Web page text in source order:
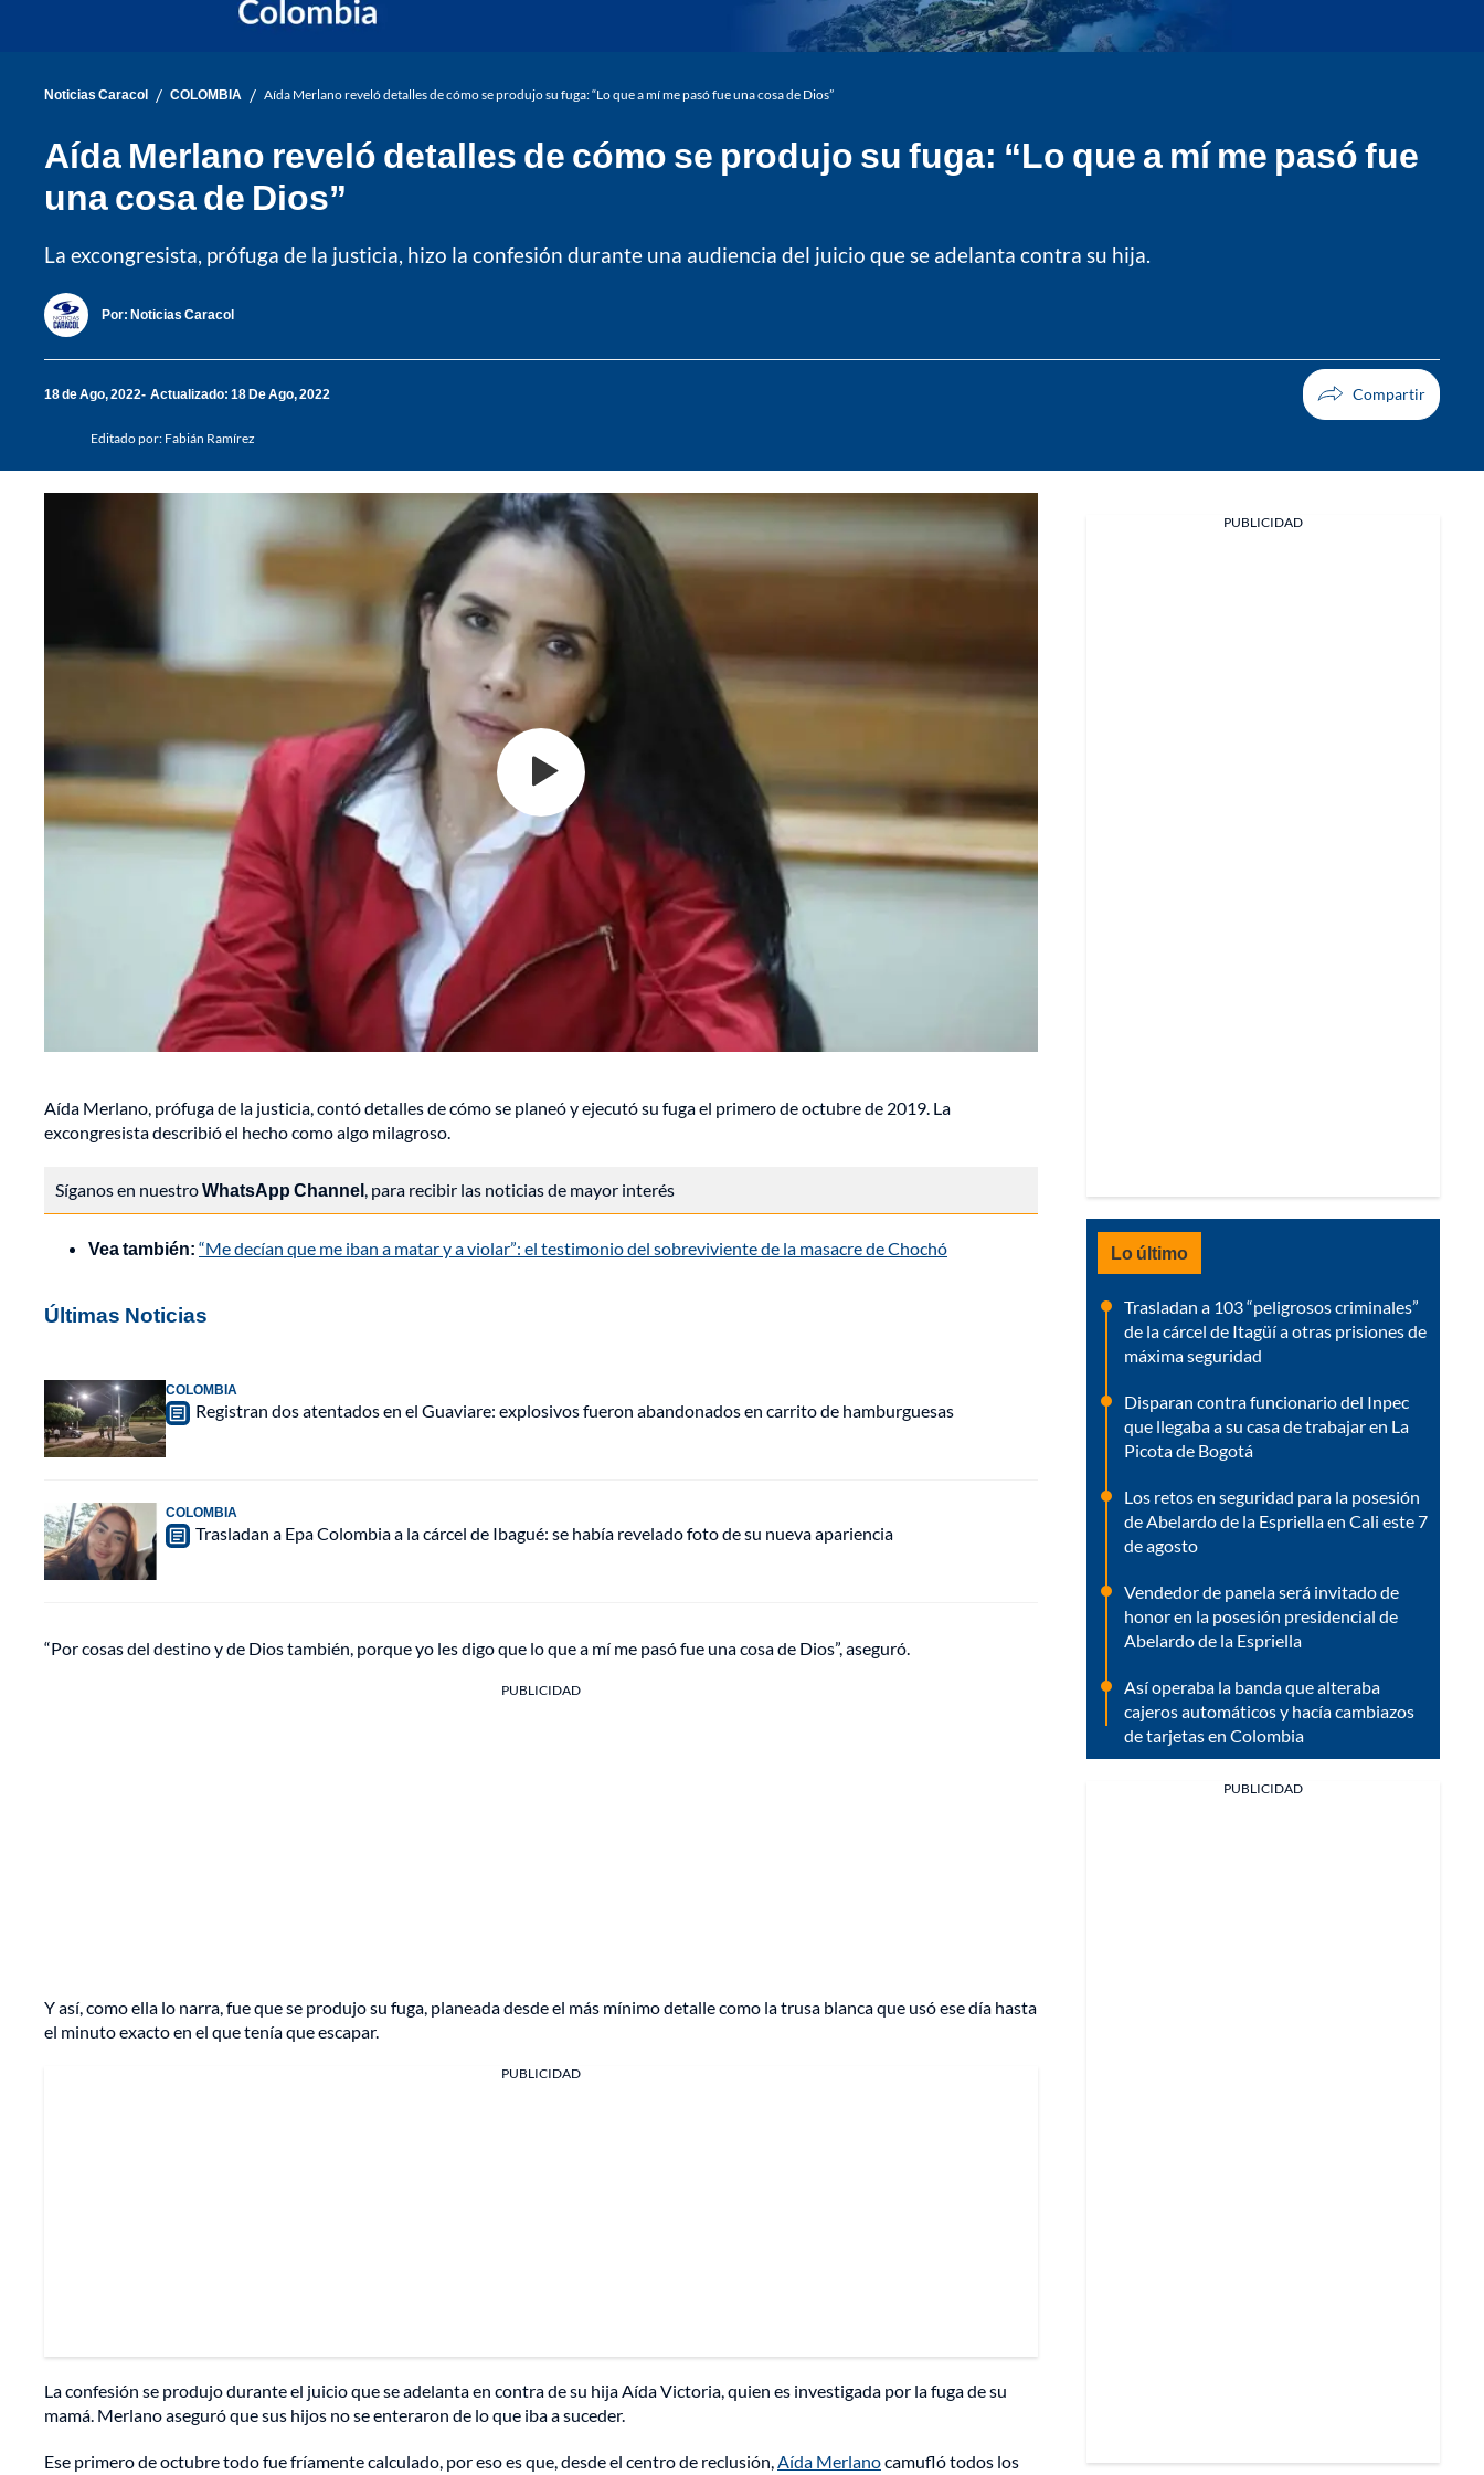
Noticias Caracol / COLOMBIA / Aída Merlano reveló detalles de cómo se produjo su fuga: “Lo que a mí me pasó fue una cosa de Dios”
Aída Merlano reveló detalles de cómo se produjo su fuga: “Lo que a mí me pasó fue
una cosa de Dios”
La excongresista, prófuga de la justicia, hizo la confesión durante una audiencia del juicio que se adelanta contra su hija.
Por: Noticias Caracol
18 de Ago, 2022 Actualizado: 18 De Ago, 2022
Editado por: Fabián Ramírez
Aída Merlano, prófuga de la justicia, contó detalles de cómo se planeó y ejecutó su fuga el primero de octubre de 2019. La
excongresista describió el hecho como algo milagroso.
Síganos en nuestroWhatsApp Channel, para recibir las noticias de mayor interés
Vea también: “Me decían que me iban a matar y a violar”: el testimonio del sobreviviente de la masacre de Chochó
Últimas Noticias
COLOMBIA
Registran dos atentados en el Guaviare: explosivos fueron abandonados en carrito de hamburguesas
COLOMBIA
Trasladan a Epa Colombia a la cárcel de Ibagué: se había revelado foto de su nueva apariencia
“Por cosas del destino y de Dios también, porque yo les digo que lo que a mí me pasó fue una cosa de Dios”, aseguró.
PUBLICIDAD
Y así, como ella lo narra, fue que se produjo su fuga, planeada desde el más mínimo detalle como la trusa blanca que usó ese día hasta
el minuto exacto en el que tenía que escapar.
PUBLICIDAD
La confesión se produjo durante el juicio que se adelanta en contra de su hija Aída Victoria, quien es investigada por la fuga de su
mamá. Merlano aseguró que sus hijos no se enteraron de lo que iba a suceder.
Ese primero de octubre todo fue fríamente calculado, por eso es que, desde el centro de reclusión,Aída Merlanocamufló todos los
PUBLICIDAD
Lo último
Trasladan a 103 “peligrosos criminales”
de la cárcel de Itagüí a otras prisiones de
máxima seguridad
Disparan contra funcionario del Inpec
que llegaba a su casa de trabajar en La
Picota de Bogotá
Los retos en seguridad para la posesión
de Abelardo de la Espriella en Cali este 7
de agosto
Vendedor de panela será invitado de
honor en la posesión presidencial de
Abelardo de la Espriella
Así operaba la banda que alteraba
cajeros automáticos y hacía cambiazos
de tarjetas en Colombia
PUBLICIDAD